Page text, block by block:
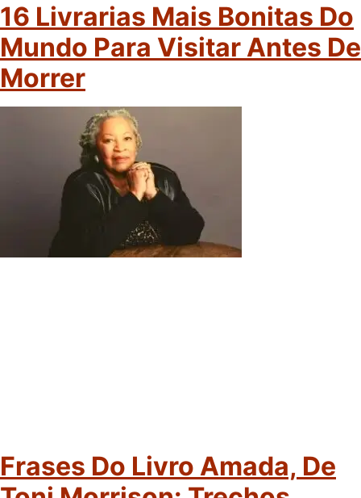
16 Livrarias Mais Bonitas Do
Mundo Para Visitar Antes De
Morrer
Frases Do Livro Amada, De